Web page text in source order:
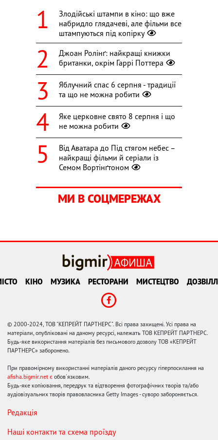
Злодійські штампи в кіно: що вже
набридло глядачеві, але фільми все
штампуються під копірку
Джоан Ролінґ: найкращі книжки
британки, окрім Гаррі Поттера
Яблучний спас 6 серпня - традиції
та що не можна робити
Яке церковне свято 8 серпня і що
не можна робити
Від Аватара до Під стягом небес –
найкращі фільми й серіали із
Семом Вортінґтоном
МИ В СОЦМЕРЕЖАХ
КІНО МУЗИКА РЕСТОРАНИ МИСТЕЦТВО
© 2000-2024, ТОВ "КЕПРЕЙТ ПАРТНЕРС". Всі права захищені. Усі права на
матеріали, опубліковані на даному ресурсі, належать ТОВ КЕПРЕЙТ ПАРТНЕРС.
Будь-яке використання матеріалів без письмового дозволу ТОВ «КЕПРЕЙТ
ПАРТНЕРС» заборонено.
При правомірному використанні матеріалів даного ресурсу гіперпосилання на
afisha.bigmir.net є обов'язковим.
Будь-яке копіювання, передрук та відтворення фотографічних творів та/або
аудіовізуальних творів правовласника Getty Images - суворо забороняється.
Редакція
Наші контакти та схема проїзду